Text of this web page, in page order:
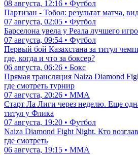
08 августа, 12:16 • Футбол
Партизан - Тобол: результат матча,
07 августа, 02:05 • Футбол
Барселона увела у Реала лучшего
07 августа, 09:54 • Футбол
Первый бой Казахстана за титул
где, когда и что за боксер?
06 августа, 06:26 • Бокс
Прямая трансляция Naiza Diamond
где смотреть турнир
07 августа, 20:26 • ММА
Старт Ла Лиги через неделю. Еще
титул у Флика
07 августа, 19:20 • Футбол
Naiza Diamond Fight Night. Кто
где смотреть
06 августа, 19:15 • ММА